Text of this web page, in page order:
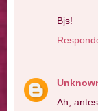
Bjs!
Ah,